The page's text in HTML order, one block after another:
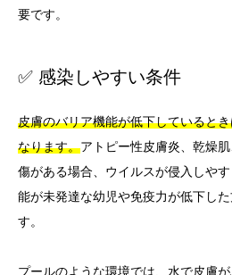
要です。
✅ 感染しやすい条件
皮膚のバリア機能が低下していると
なります。アトピー性皮膚炎、乾燥
傷がある場合、ウイルスが侵入しや
能が未発達な幼児や免疫力が低下し
す。
プールのような環境では、水で皮膚